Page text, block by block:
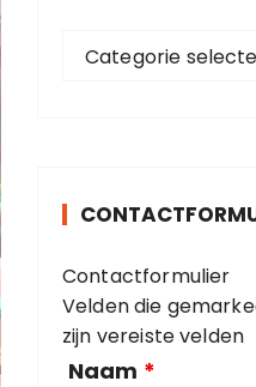
r
e
ë
n
Categorie
Contactformulier
Velden die
zijn vereiste velden
Naam *